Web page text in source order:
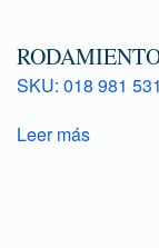
SKU: 018 981
Leer más